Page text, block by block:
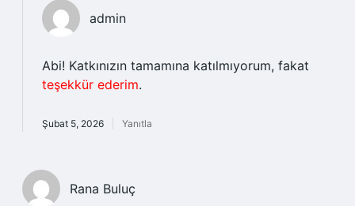
admin
Abi! Katkınızın tamamına katılmıyorum, fakat
teşekkür ederim.
Şubat 5, 2026 Yanıtla
Rana Buluç